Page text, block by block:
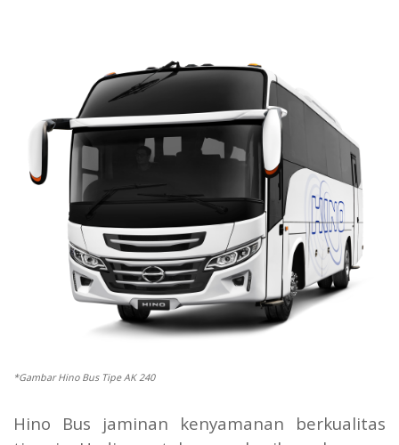
*Gambar Hino Bus Tipe AK 240
Hino Bus jaminan kenyamanan berkualitas